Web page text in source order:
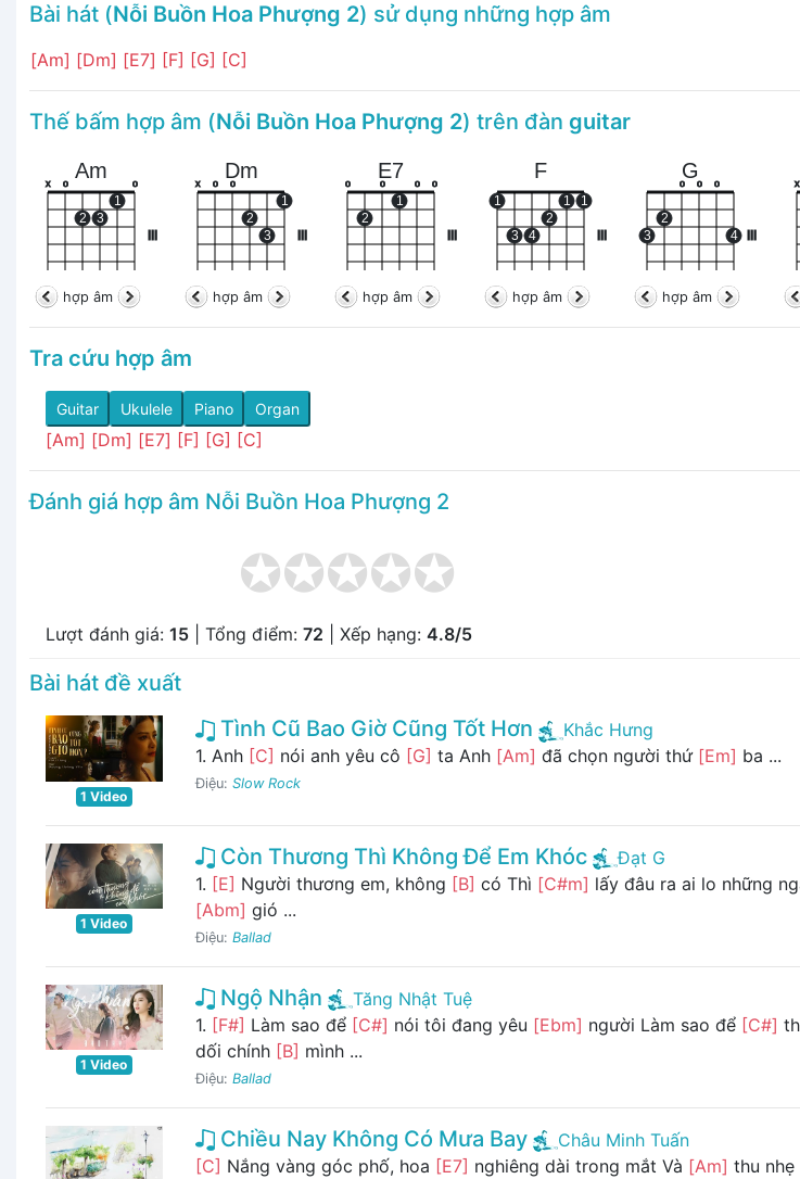
Bài hát (Nỗi Buồn Hoa Phượng 2) sử dụng những hợp âm
[Am] [Dm] [E7] [F] [G] [C]
Thế bấm hợp âm (Nỗi Buồn Hoa Phượng 2) trên đàn guitar
Am
x o
2 3
1
o
hợp âm
Dm
x o o
2
3
1
hợp âm
E7
o
2
o
1
o o
hợp âm
F
1
3 4
2
1 1
hợp âm
G
3
2
o o o
4
hợp âm
x
Tra cứu hợp âm
Guitar Ukulele Piano Organ
[Am] [Dm] [E7] [F] [G] [C]
Đánh giá hợp âm Nỗi Buồn Hoa Phượng 2
Lượt đánh giá: 15 | Tổng điểm: 72 | Xếp hạng: 4.8/5
Bài hát đề xuất
1 Video
Tình Cũ Bao Giờ Cũng Tốt Hơn
Khắc Hưng
1. Anh [C] nói anh yêu cô [G] ta Anh [Am] đã chọn người thứ [Em] ba ...
Điệu: Slow Rock
1 Video
Còn Thương Thì Không Để Em Khóc
Đạt G
1. [E] Người thương em, không [B] có Thì [C#m] lấy đâu ra ai lo những
[Abm] gió ...
Điệu: Ballad
1 Video
Ngộ Nhận
Tăng Nhật Tuệ
1. [F#] Làm sao để [C#] nói tôi đang yêu [Ebm] người Làm sao để [C#]
dối chính [B] mình ...
Điệu: Ballad
Chiều Nay Không Có Mưa Bay
Châu Minh Tuấn
[C] Nắng vàng góc phố, hoa [E7] nghiêng dài trong mắt Và [Am] thu nhẹ